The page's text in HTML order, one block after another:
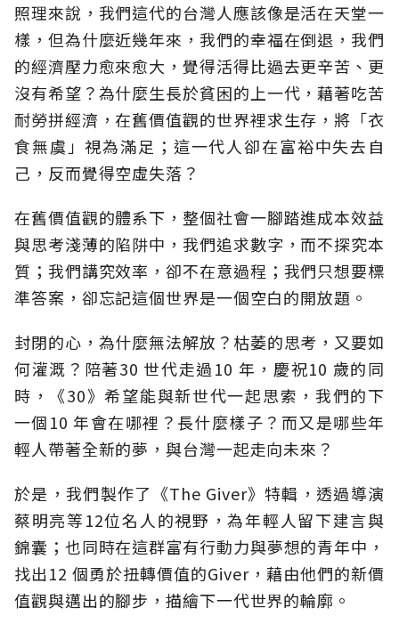
照理來說，我們這代的台灣人應該像是活在天堂一
樣，但為什麼近幾年來，我們的幸福在倒退，我們
的經濟壓力愈來愈大，覺得活得比過去更辛苦、更
沒有希望？為什麼生長於貧困的上一代，藉著吃苦
耐勞拼經濟，在舊價值觀的世界裡求生存，將「衣
食無虞」視為滿足；這一代人卻在富裕中失去自
己，反而覺得空虛失落？
在舊價值觀的體系下，整個社會一腳踏進成本效益
與思考淺薄的陷阱中，我們追求數字，而不探究本
質；我們講究效率，卻不在意過程；我們只想要標
準答案，卻忘記這個世界是一個空白的開放題。
封閉的心，為什麼無法解放？枯萎的思考，又要如
何灌溉？陪著30 世代走過10 年，慶祝10 歲的同
時，《30》希望能與新世代一起思索，我們的下
一個10 年會在哪裡？長什麼樣子？而又是哪些年
輕人帶著全新的夢，與台灣一起走向未來？
於是，我們製作了《The Giver》特輯，透過導演
蔡明亮等12位名人的視野，為年輕人留下建言與
錦囊；也同時在這群富有行動力與夢想的青年中，
找出12 個勇於扭轉價值的Giver，藉由他們的新價
值觀與邁出的腳步，描繪下一代世界的輪廓。